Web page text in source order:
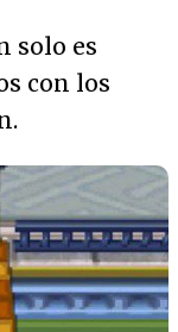
solo es
con los